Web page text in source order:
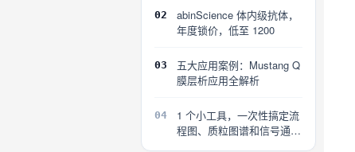
02
abinScience 体内级抗体，
年度锁价，低至 1200
03
五大应用案例：Mustang Q
膜层析应用全解析
04
1 个小工具，一次性搞定流
程图、质粒图谱和信号通路